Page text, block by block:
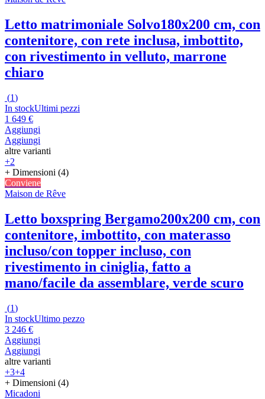
Letto matrimoniale Solvo180x200 cm, con
contenitore, con rete inclusa, imbottito,
con rivestimento in velluto, marrone
chiaro
(1)
In stockUltimi pezzi
1 649 €
Aggiungi
Aggiungi
altre varianti
+2
+ Dimensioni (4)
Conviene
Maison de Rêve
Letto boxspring Bergamo200x200 cm, con
contenitore, imbottito, con materasso
incluso/con topper incluso, con
rivestimento in ciniglia, fatto a
mano/facile da assemblare, verde scuro
(1)
In stockUltimo pezzo
3 246 €
Aggiungi
Aggiungi
altre varianti
+3+4
+ Dimensioni (4)
Micadoni